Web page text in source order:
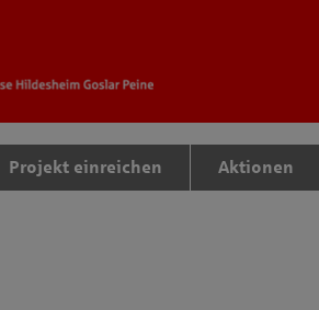
Projekt einreichen Aktionen